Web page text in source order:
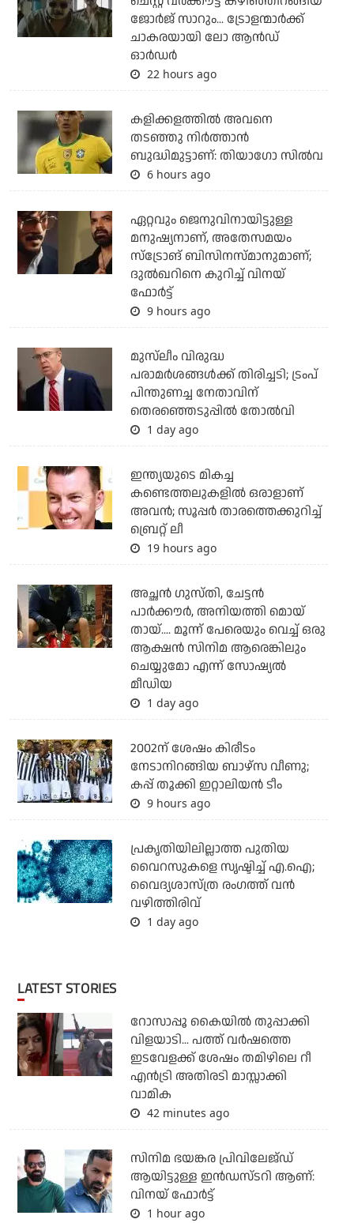
ജോര്‍ജ് സാറും... ട്രോളന്മാര്‍ക്ക്
ചാകരയായി ലോ ആന്‍ഡ്
ഓര്‍ഡര്‍
22 hours ago
കളിക്കളത്തില്‍ അവനെ
തടഞ്ഞു നിര്‍ത്താന്‍
ബുദ്ധിമുട്ടാണ്: തിയാഗോ സില്‍വ
6 hours ago
ഏറ്റവും ജെനുവിനായിട്ടുള്ള
മനുഷ്യനാണ്, അതേസമയം
സ്‌ട്രോങ് ബിസിനസ്മാനുമാണ്;
ദുല്‍ഖറിനെ കുറിച്ച് വിനയ്
ഫോര്‍ട്ട്
9 hours ago
മുസ്‌ലീം വിരുദ്ധ
പരാമര്‍ശങ്ങള്‍ക്ക് തിരിച്ചടി; ട്രംപ്
പിന്തുണച്ച നേതാവിന്
തെരഞ്ഞെടുപ്പില്‍ തോല്‍വി
1 day ago
ഇന്ത്യയുടെ മികച്ച
കണ്ടെത്തലുകളില്‍ ഒരാളാണ്
അവന്‍; സൂപ്പര്‍ താരത്തെക്കുറിച്ച്
ബ്രെറ്റ് ലീ
19 hours ago
അച്ഛന്‍ ഗുസ്തി, ചേട്ടന്‍
പാര്‍ക്കൗര്‍, അനിയത്തി മൊയ്
തായ്.... മൂന്ന് പേരെയും വെച്ച് ഒരു
ആക്ഷന്‍ സിനിമ ആരെങ്കിലും
ചെയ്യുമോ എന്ന് സോഷ്യല്‍
മീഡിയ
1 day ago
2002ന് ശേഷം കിരീടം
നേടാനിറങ്ങിയ ബാഴ്സ വീണു;
കപ്പ് തൂക്കി ഇറ്റാലിയൻ ടീം
9 hours ago
പ്രകൃതിയിലില്ലാത്ത പുതിയ
വൈറസുകളെ സൃഷ്ടിച്ച് എ.ഐ;
വൈദ്യശാസ്ത്ര രംഗത്ത് വന്‍
വഴിത്തിരിവ്
1 day ago
LATEST STORIES
റോസാപ്പൂ കൈയില്‍ തുപ്പാക്കി
വിളയാടി... പത്ത് വര്‍ഷത്തെ
ഇടവേളക്ക് ശേഷം തമിഴിലെ റീ
എന്‍ട്രി അതിരടി മാസ്സാക്കി
വാമിക
42 minutes ago
സിനിമ ഭയങ്കര പ്രിവിലേജ്ഡ്
ആയിട്ടുള്ള ഇൻഡസ്ടറി ആണ്:
വിനയ് ഫോർട്ട്
1 hour ago